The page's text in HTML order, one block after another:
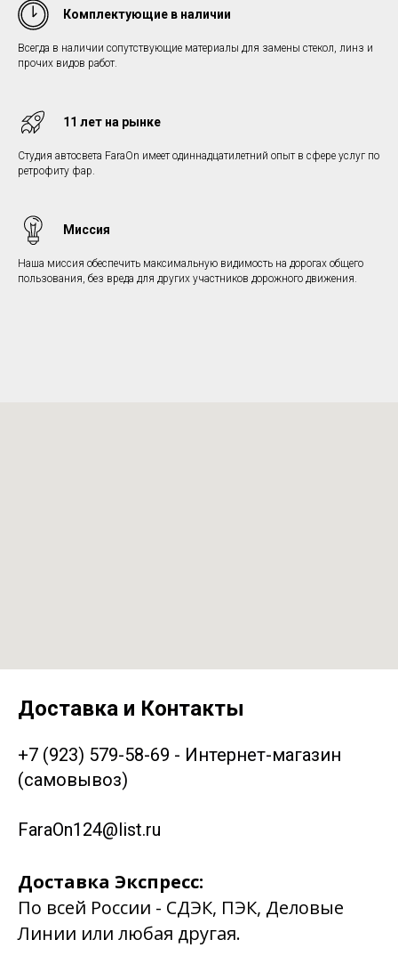
Комплектующие в наличии
Всегда в наличии сопутствующие материалы для замены стекол, линз и
прочих видов работ.
11 лет на рынке
Студия автосвета FaraOn имеет одиннадцатилетний опыт в сфере услуг по
ретрофиту фар.
Миссия
Наша миссия обеспечить максимальную видимость на дорогах общего
пользования, без вреда для других участников дорожного движения.
Доставка и Контакты
+7 (923) 579-58-69 - Интернет-магазин
(самовывоз)
FaraOn124@list.ru
Доставка Экспресс:
По всей России - СДЭК, ПЭК, Деловые
Линии или любая другая.